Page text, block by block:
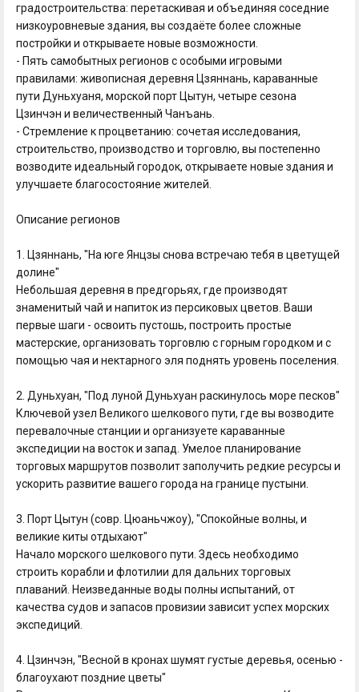
градостроительства: перетаскивая и объединяя соседние
низкоуровневые здания, вы создаёте более сложные
постройки и открываете новые возможности.
- Пять самобытных регионов с особыми игровыми
правилами: живописная деревня Цзяннань, караванные
пути Дуньхуаня, морской порт Цытун, четыре сезона
Цзинчэн и величественный Чанъань.
- Стремление к процветанию: сочетая исследования,
строительство, производство и торговлю, вы постепенно
возводите идеальный городок, открываете новые здания и
улучшаете благосостояние жителей.
Описание регионов
1. Цзяннань, "На юге Янцзы снова встречаю тебя в цветущей
долине"
Небольшая деревня в предгорьях, где производят
знаменитый чай и напиток из персиковых цветов. Ваши
первые шаги - освоить пустошь, построить простые
мастерские, организовать торговлю с горным городком и с
помощью чая и нектарного эля поднять уровень поселения.
2. Дуньхуан, "Под луной Дуньхуан раскинулось море песков"
Ключевой узел Великого шелкового пути, где вы возводите
перевалочные станции и организуете караванные
экспедиции на восток и запад. Умелое планирование
торговых маршрутов позволит заполучить редкие ресурсы и
ускорить развитие вашего города на границе пустыни.
3. Порт Цытун (совр. Цюаньчжоу), "Спокойные волны, и
великие киты отдыхают"
Начало морского шелкового пути. Здесь необходимо
строить корабли и флотилии для дальних торговых
плаваний. Неизведанные воды полны испытаний, от
качества судов и запасов провизии зависит успех морских
экспедиций.
4. Цзинчэн, "Весной в кронах шумят густые деревья, осенью -
благоухают поздние цветы"